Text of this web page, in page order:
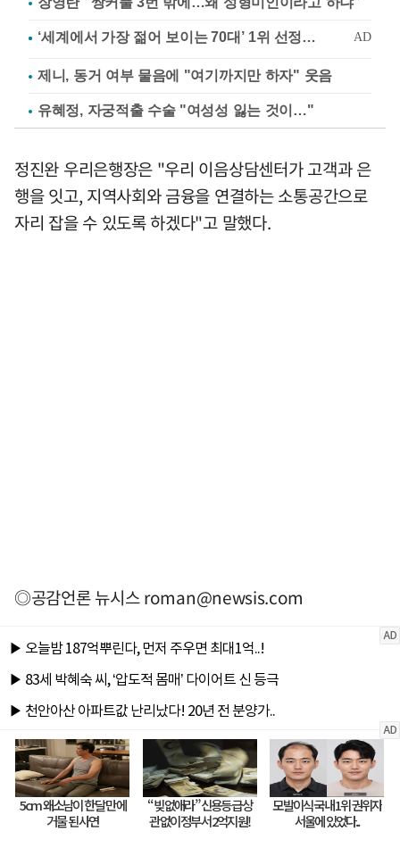
제니, 동거 여부 물음에 "여기까지만 하자" 웃음
유혜정, 자궁적출 수술 "여성성 잃는 것이…"
정진완 우리은행장은 "우리 이음상담센터가 고객과 은
행을 잇고, 지역사회와 금융을 연결하는 소통공간으로
자리 잡을 수 있도록 하겠다"고 말했다.
◎공감언론 뉴시스roman@newsis.com